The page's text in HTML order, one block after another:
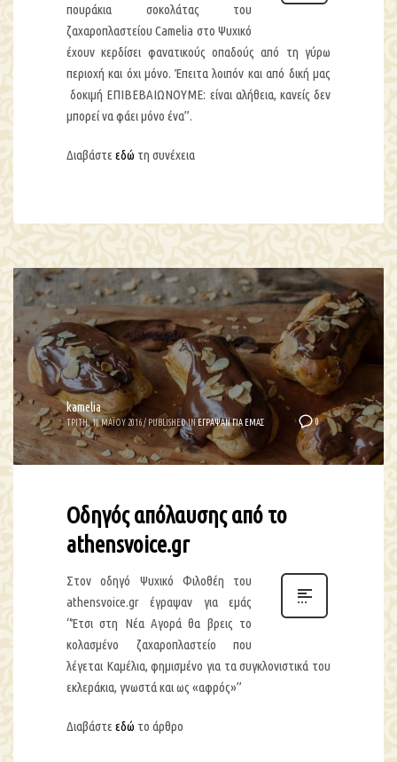
πουράκια σοκολάτας του
ζαχαροπλαστείου Camelia στο Ψυχικό
έχουν κερδίσει φανατικούς οπαδούς από τη γύρω
περιοχή και όχι μόνο. Έπειτα λοιπόν και από δική μας
δοκιμή ΕΠΙΒΕΒΑΙΩΝΟΥΜΕ: είναι αλήθεια, κανείς δεν
μπορεί να φάει μόνο ένα”.
Διαβάστε εδώ τη συνέχεια
0
kamelia
ΤΡΙΤΗ, 10 ΜΑΪΟΥ 2016/ PUBLISHED IN ΕΓΡΑΨΑΝ ΓΙΑ ΕΜΑΣ
Οδηγός απόλαυσης από το
athensvoice.gr
Στον οδηγό Ψυχικό Φιλοθέη του
athensvoice.gr έγραψαν για εμάς
“Έτσι στη Νέα Αγορά θα βρεις το
κολασμένο ζαχαροπλαστείο που
λέγεται Καμέλια, φημισμένο για τα συγκλονιστικά του
εκλεράκια, γνωστά και ως «αφρός»”
Διαβάστε εδώ το άρθρο